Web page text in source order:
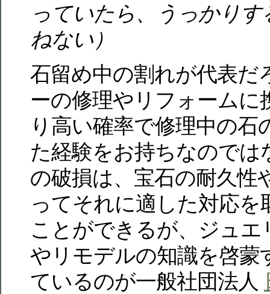
っていたら、うっかり
ねない）
石留め中の割れが代表だ
ーの修理やリフォームに
り高い確率で修理中の石
た経験をお持ちなのでは
の破損は、宝石の耐久性
ってそれに適した対応を
ことができるが、ジュエ
やリモデルの知識を啓蒙
ているのが一般社団法人